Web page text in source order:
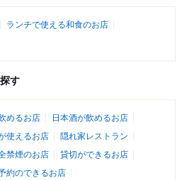
ランチで使える和食のお店
す
めるお店
日本酒が飲めるお店
使えるお店
隠れ家レストラン
禁煙のお店
貸切ができるお店
約のできるお店